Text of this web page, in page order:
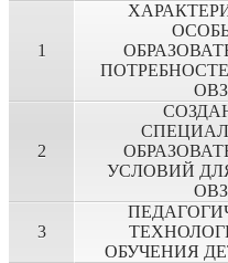
1
ОВЗ
2
УСЛОВИЙ
ОВЗ
3
ОБУЧЕНИЯ